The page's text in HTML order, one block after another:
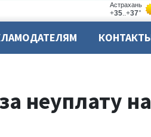
неуплату